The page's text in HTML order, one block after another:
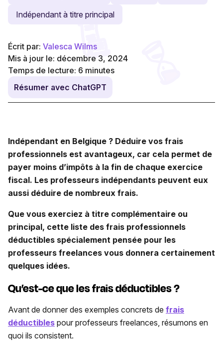
Indépendant à titre principal
Écrit par: Valesca Wilms
Mis à jour le: décembre 3, 2024
Temps de lecture: 6 minutes
Résumer avec ChatGPT
Indépendant en Belgique ? Déduire vos frais
professionnels est avantageux, car cela permet de
payer moins d’impôts à la fin de chaque exercice
fiscal. Les professeurs indépendants peuvent eux
aussi déduire de nombreux frais.
Que vous exerciez à titre complémentaire ou
principal, cette liste des frais professionnels
déductibles spécialement pensée pour les
professeurs freelances vous donnera certainement
quelques idées.
Qu’est-ce que les frais déductibles ?
Avant de donner des exemples concrets de frais
déductibles pour professeurs freelances, résumons en
quoi ils consistent.